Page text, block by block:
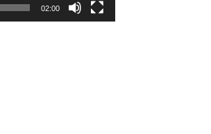
02:00